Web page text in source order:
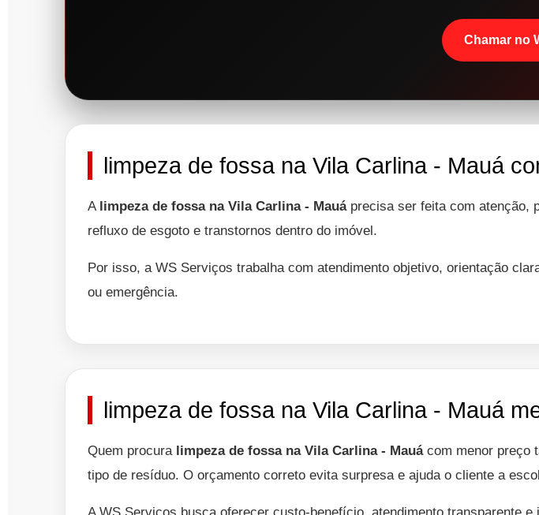
Chamar no
limpeza de fossa na Vila Carlina - Mauá
A limpeza de fossa na Vila Carlina - Mauáprecisa ser feita com atenção,
refluxo de esgoto e transtornos dentro do imóvel.
Por isso, a WS Serviços trabalha com atendimento objetivo, orientação
ou emergência.
limpeza de fossa na Vila Carlina - Mauá
Quem procura limpeza de fossa na Vila Carlina - Mauácom menor preço
tipo de resíduo. O orçamento correto evita surpresa e ajuda o cliente a